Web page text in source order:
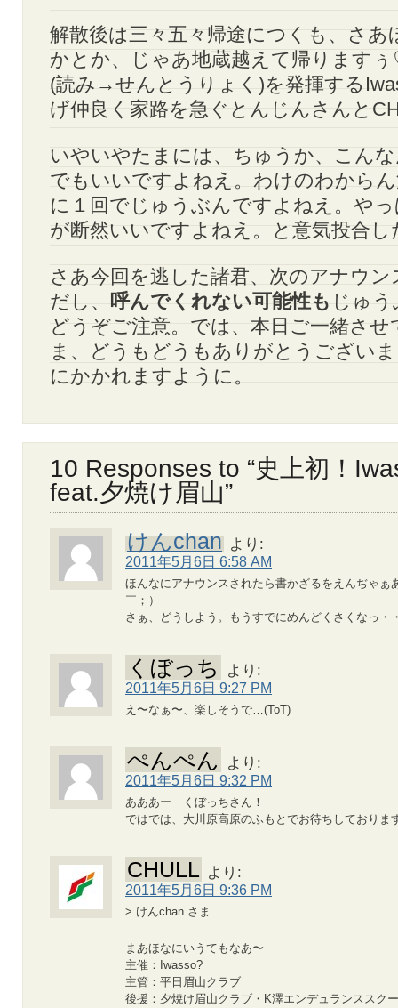
解散後は三々五々帰途につくも、さあ
かとか、じゃあ地蔵越えて帰ります
(読み→せんとうりょく)を発揮する
げ仲良く家路を急ぐとんじんさんと
いやいやたまには、ちゅうか、こん
でもいいですよねえ。わけのわから
に１回でじゅうぶんですよねえ。や
が断然いいですよねえ。と意気投合
さあ今回を逃した諸君、次のアナウ
だし、
呼んでくれない可能性も じゅ
どうぞご注意。では、本日ご一緒さ
ま、どうもどうもありがとうござい
にかかれますように。
10 Responses to “史上初！
feat.夕焼け眉山”
けんchan より:
2011年5月6日 6:58 AM
ほんなにアナウンスされたら書かざるをえんぢゃ
￣；）
さぁ、どうしよう。もうすでにめんどくさくなっ・
くぼっち より:
2011年5月6日 9:27 PM
え〜なぁ〜、楽しそうで…(ToT)
ぺんぺん より:
2011年5月6日 9:32 PM
あああー くぼっちさん！
ではでは、大川原高原のふもとでお待ちしておりま
CHULL より:
2011年5月6日 9:36 PM
> けんchan さま
まあほなにいうてもなあ〜
主催：Iwasso?
主管：平日眉山クラブ
後援：夕焼け眉山クラブ・K澤エンデュランススク